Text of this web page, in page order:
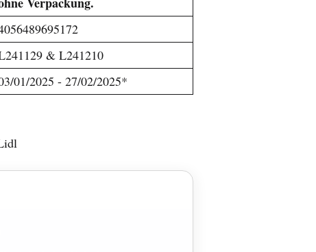
& L241210
01/2025 - 27/02/2025*